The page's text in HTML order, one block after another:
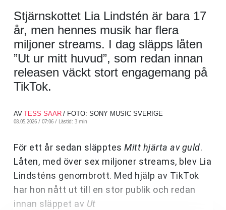
Stjärnskottet Lia Lindstén är bara 17
år, men hennes musik har flera
miljoner streams. I dag släpps låten
”Ut ur mitt huvud”, som redan innan
releasen väckt stort engagemang på
TikTok.
AV TESS SAAR / FOTO: SONY MUSIC SVERIGE
08.05.2026 / 07:06 / Lästid: 3 min
För ett år sedan släpptes Mitt hjärta av guld.
Låten, med över sex miljoner streams, blev Lia
Lindsténs genombrott. Med hjälp av TikTok
har hon nått ut till en stor publik och redan
innan släppet av Ut